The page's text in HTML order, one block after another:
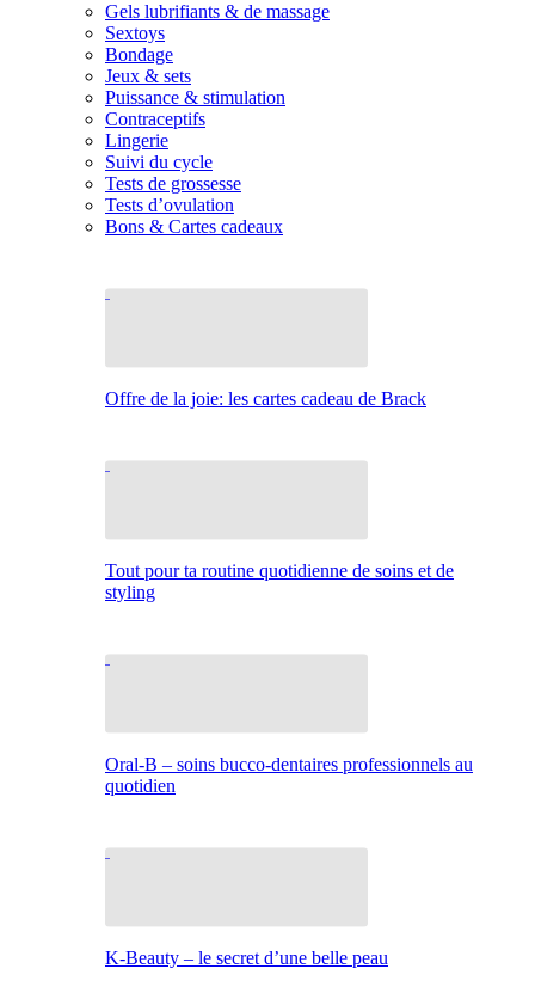
Gels lubrifiants & de massage
Sextoys
Bondage
Jeux & sets
Puissance & stimulation
Contraceptifs
Lingerie
Suivi du cycle
Tests de grossesse
Tests d’ovulation
Bons & Cartes cadeaux
Offre de la joie: les cartes cadeau de Brack
Tout pour ta routine quotidienne de soins et de
styling
Oral-B – soins bucco-dentaires professionnels au
quotidien
K-Beauty – le secret d’une belle peau